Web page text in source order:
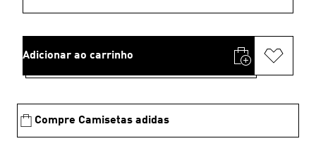
Adicionar ao carrinho
Compre Camisetas adidas